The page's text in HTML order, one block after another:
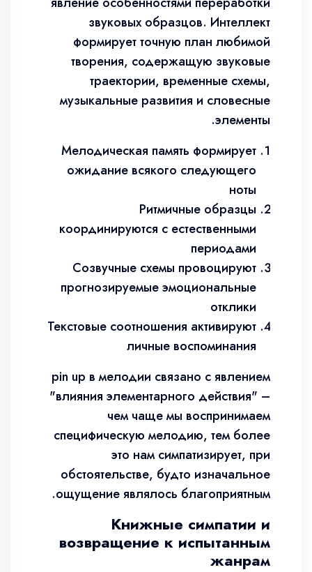
звуковых образцов. Интеллект
формирует точную план любимой
творения, содержащую звуковые
траектории, временные схемы,
музыкальные развития и словесные
элементы.
Мелодическая память формирует
ожидание всякого следующего
ноты
Ритмичные образцы
координируются с естественными
периодами
Созвучные схемы провоцируют
прогнозируемые эмоциональные
отклики
Текстовые соотношения активируют
личные воспоминания
pin up в мелодии связано с явлением
"влияния элементарного действия" –
чем чаще мы воспринимаем
специфическую мелодию, тем более
это нам симпатизирует, при
обстоятельстве, будто изначальное
ощущение являлось благоприятным.
Книжные симпатии и
возвращение к испытанным
жанрам